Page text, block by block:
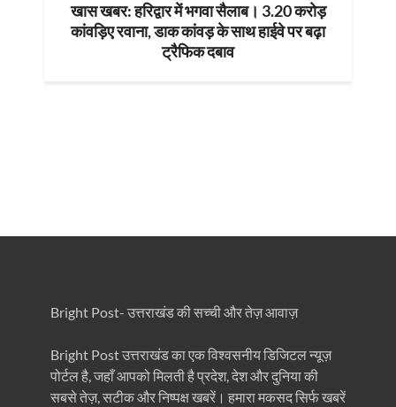
खास खबर: हरिद्वार में भगवा सैलाब। 3.20 करोड़
कांवड़िए रवाना, डाक कांवड़ के साथ हाईवे पर बढ़ा
ट्रैफिक दबाव
Bright Post- उत्तराखंड की सच्ची और तेज़ आवाज़
Bright Post उत्तराखंड का एक विश्वसनीय डिजिटल न्यूज़
पोर्टल है, जहाँ आपको मिलती है प्रदेश, देश और दुनिया की
सबसे तेज़, सटीक और निष्पक्ष खबरें। हमारा मकसद सिर्फ खबरें